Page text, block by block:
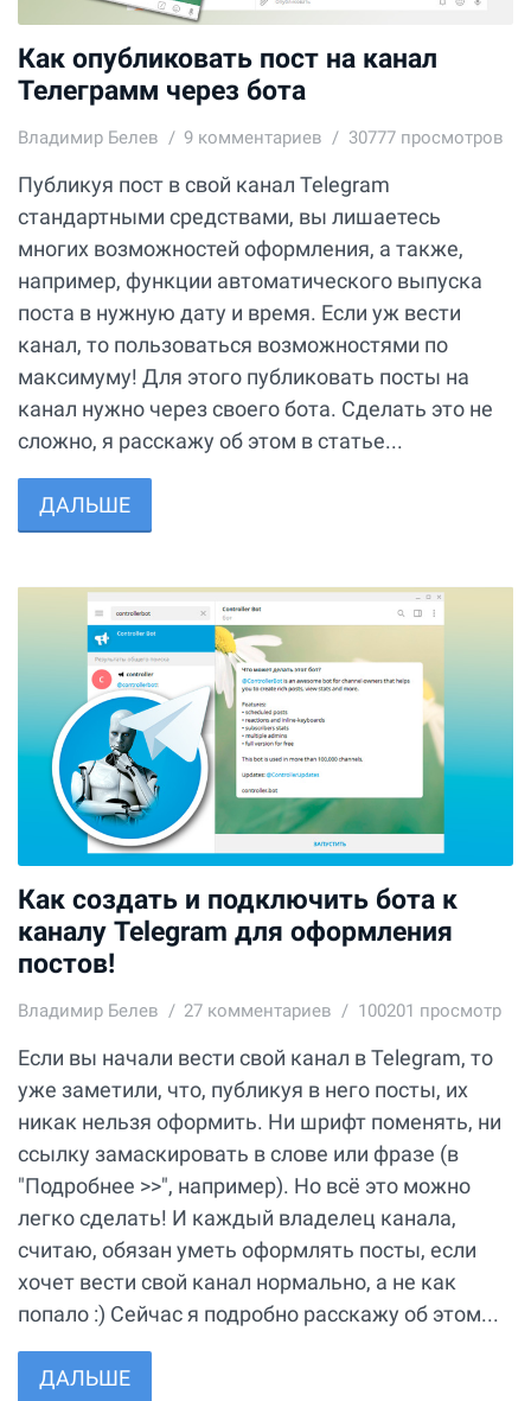
Как опубликовать пост на канал
Телеграмм через бота
Владимир Белев 9 комментариев 30777 просмотров
Публикуя пост в свой канал Telegram
стандартными средствами, вы лишаетесь
многих возможностей оформления, а также,
например, функции автоматического выпуска
поста в нужную дату и время. Если уж вести
канал, то пользоваться возможностями по
максимуму! Для этого публиковать посты на
канал нужно через своего бота. Сделать это не
сложно, я расскажу об этом в статье...
ДАЛЬШЕ
Как создать и подключить бота к
каналу Telegram для оформления
постов!
Владимир Белев 27 комментариев 100201 просмотр
Если вы начали вести свой канал в Telegram, то
уже заметили, что, публикуя в него посты, их
никак нельзя оформить. Ни шрифт поменять, ни
ссылку замаскировать в слове или фразе (в
"Подробнее >>", например). Но всё это можно
легко сделать! И каждый владелец канала,
считаю, обязан уметь оформлять посты, если
хочет вести свой канал нормально, а не как
попало :) Сейчас я подробно расскажу об этом...
ДАЛЬШЕ